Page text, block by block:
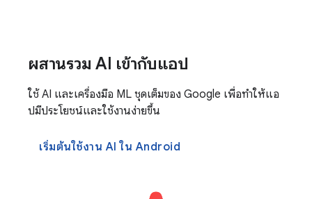
ผสานรวม AI เข้ากับแอป
ใช้ AI และเครื่องมือ ML ชุดเต็มของ Google เพื่อทำให้แอ
ปมีประโยชน์และใช้งานง่ายขึ้น
เริ่มต้นใช้งาน AI ใน Android